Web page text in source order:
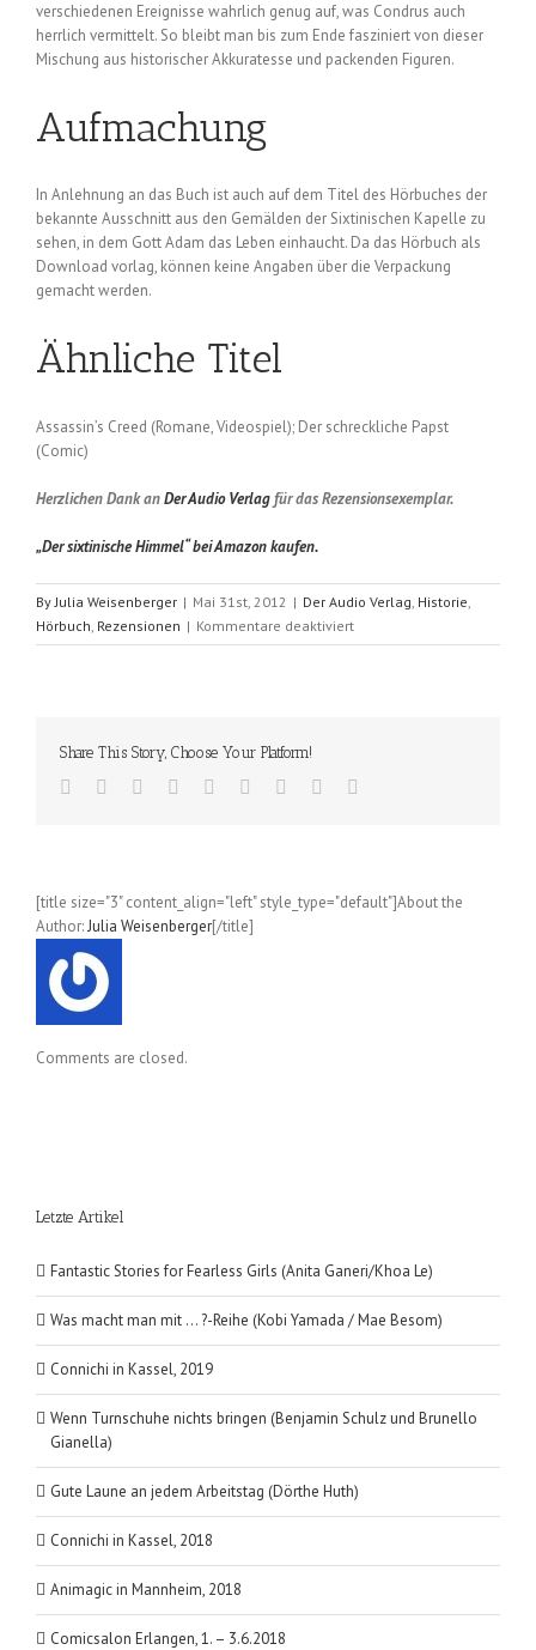
verschiedenen Ereignisse wahrlich genug auf, was Condrus auch
herrlich vermittelt. So bleibt man bis zum Ende fasziniert von dieser
Mischung aus historischer Akkuratesse und packenden Figuren.
Aufmachung
In Anlehnung an das Buch ist auch auf dem Titel des Hörbuches der
bekannte Ausschnitt aus den Gemälden der Sixtinischen Kapelle zu
sehen, in dem Gott Adam das Leben einhaucht. Da das Hörbuch als
Download vorlag, können keine Angaben über die Verpackung
gemacht werden.
Ähnliche Titel
Assassin’s Creed (Romane, Videospiel); Der schreckliche Papst
(Comic)
Herzlichen Dank anDer Audio Verlagfür das Rezensionsexemplar.
„Der sixtinische Himmel“ bei Amazon kaufen.
By Julia Weisenberger | Mai 31st, 2012 | Der Audio Verlag Historie
Hörbuch Rezensionen | Kommentare deaktiviertfür
Der
Share This Story, Choose Your Platform!
[title size="3" content_align="left" style_type="default"]About the
Author:Julia Weisenberger[/title]
Comments are closed.
Letzte Artikel
Fantastic Stories for Fearless Girls (Anita Ganeri/Khoa Le)
Was macht man mit … ?-Reihe (Kobi Yamada / Mae Besom)
Connichi in Kassel, 2019
Wenn Turnschuhe nichts bringen (Benjamin Schulz und Brunello
Gianella)
Gute Laune an jedem Arbeitstag (Dörthe Huth)
Connichi in Kassel, 2018
Animagic in Mannheim, 2018
Comicsalon Erlangen, 1. – 3.6.2018